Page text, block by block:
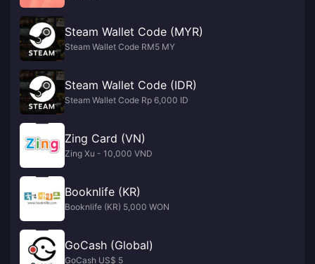
Steam Wallet Code (MYR)
Steam Wallet Code RM5 MY
Steam Wallet Code (IDR)
Steam Wallet Code Rp 6,000 ID
Zing Card (VN)
Zing Xu - 10,000 VND
Booknlife (KR)
Booknlife (KR) 5,000 WON
GoCash (Global)
GoCash US$ 5